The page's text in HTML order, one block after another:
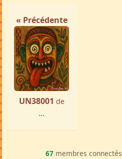
« Précédente
UN38001 de
...
67 membres connectés